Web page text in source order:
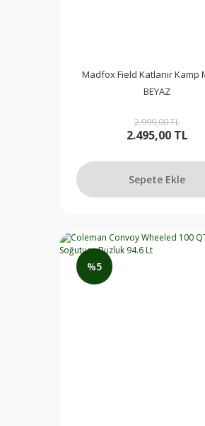
Madfox Field Katlanır Kamp
BEYAZ
2.999,00 TL
2.495,00 TL
Sepete Ekle
%5